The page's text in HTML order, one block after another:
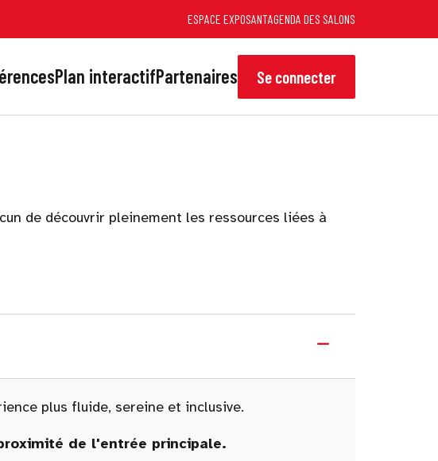
ESPACE EXPOSANTAGENDA DES SALONS
Plan interactifPartenaires Se connecter
de découvrir pleinement les ressources liées à
plus fluide, sereine et inclusive.
de l'entrée principale.